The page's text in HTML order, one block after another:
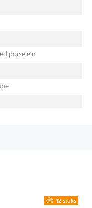
porselein
12 stuks